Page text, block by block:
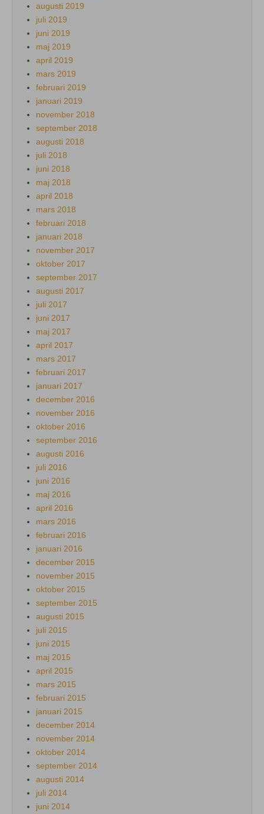
augusti 2019
juli 2019
juni 2019
maj 2019
april 2019
mars 2019
februari 2019
januari 2019
november 2018
september 2018
augusti 2018
juli 2018
juni 2018
maj 2018
april 2018
mars 2018
februari 2018
januari 2018
november 2017
oktober 2017
september 2017
augusti 2017
juli 2017
juni 2017
maj 2017
april 2017
mars 2017
februari 2017
januari 2017
december 2016
november 2016
oktober 2016
september 2016
augusti 2016
juli 2016
juni 2016
maj 2016
april 2016
mars 2016
februari 2016
januari 2016
december 2015
november 2015
oktober 2015
september 2015
augusti 2015
juli 2015
juni 2015
maj 2015
april 2015
mars 2015
februari 2015
januari 2015
december 2014
november 2014
oktober 2014
september 2014
augusti 2014
juli 2014
juni 2014